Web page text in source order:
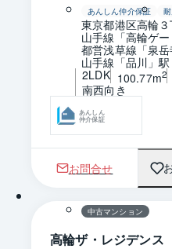
あんしん仲介保証
東京都港区高輪３
山手線「高輪ゲ
都営浅草線「泉
山手線「品川」
2LDK 100.77m2
南西向き
あんしん
仲介保証
お問合せ
中古マンション
高輪ザ・レジデンス